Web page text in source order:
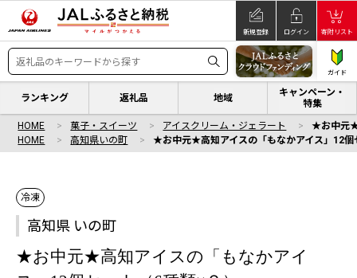
新規登録 ログイン 寄附リスト
ガイド
ランキング 返礼品 地域
キャンペーン・
特集
HOME 菓子・スイーツ アイスクリーム・ジェラート
★お中元★
HOME
高知県いの町 ★お中元★高知アイスの「もなかアイス」12個
冷凍
高知県 いの町
★お中元★高知アイスの「もなかアイ